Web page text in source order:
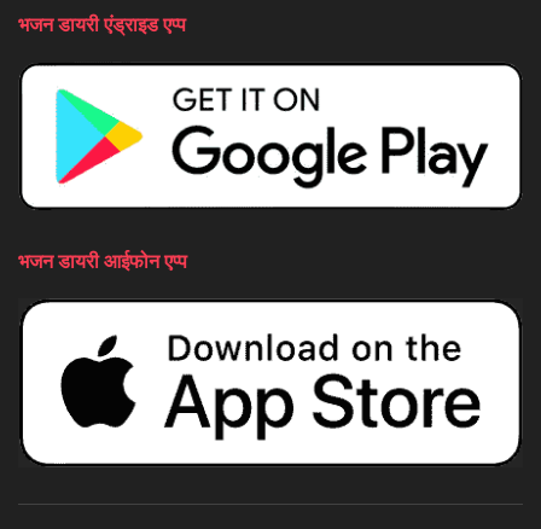
भजन डायरी एंड्राइड एप्प
भजन डायरी आईफोन एप्प